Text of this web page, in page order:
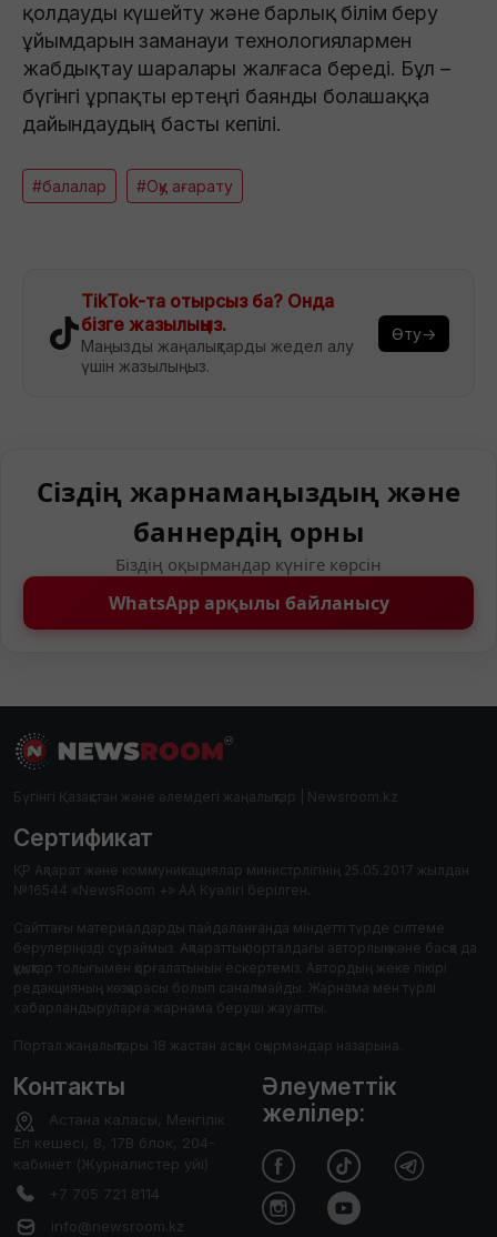
қолдауды күшейту және барлық білім беру
ұйымдарын заманауи технологиялармен
жабдықтау шаралары жалғаса береді. Бұл –
бүгінгі ұрпақты ертеңгі баянды болашаққа
дайындаудың басты кепілі.
#балалар #Оқу ағарату
TikTok-та отырсыз ба? Онда
бізге жазылыңыз.
Маңызды жаңалықтарды жедел алу
үшін жазылыңыз.
Өту→
Сіздің жарнамаңыздың және
баннердің орны
Біздің оқырмандар күніге көрсін
WhatsApp арқылы байланысу
Бүгінгі Қазақстан және әлемдегі жаңалықтар | Newsroom.kz
Сертификат
ҚР Ақпарат және коммуникациялар министрлігінің 25.05.2017 жылдан
№16544 «NewsRoom +» АА Куәлігі берілген.
Сайттағы материалдарды пайдаланғанда міндетті түрде сілтеме
берулеріңізді сұраймыз. Ақпараттық порталдағы авторлық және басқа да
құқықтар толығымен қорғалатынын ескертеміз. Автордың жеке пікірі
редакцияның көзқарасы болып саналмайды. Жарнама мен түрлі
хабарландыруларға жарнама беруші жауапты.
Портал жаңалықтары 18 жастан асқан оқырмандар назарына.
Контакты
Астана каласы, Менгілік
Ел кешесі, 8, 17В блок, 204-
кабинет (Журналистер уйі)
+7 705 721 8114
info@newsroom.kz
Әлеуметтік
желілер: